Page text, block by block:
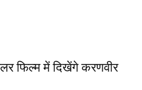
फिल्म में दिखेंगे करणवीर